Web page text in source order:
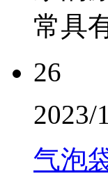
常具
26
2023/
气泡